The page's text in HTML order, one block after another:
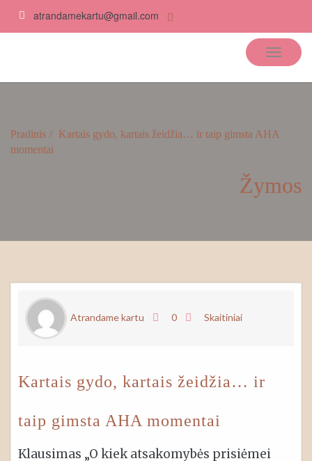
atrandamekartu@gmail.com
Pradinis
Kartais gydo, kartais žeidžia… ir taip gimsta AHA
momentai
Žymos
Atrandame kartu 0 Skaitiniai
Kartais gydo, kartais žeidžia… ir
taip gimsta AHA momentai
Klausimas „O kiek atsakomybės prisiėmei